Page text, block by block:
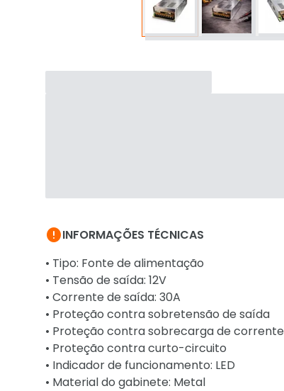
INFORMAÇÕES TÉCNICAS
• Tipo: Fonte de alimentação
• Tensão de saída: 12V
• Corrente de saída: 30A
• Proteção contra sobretensão de saída
• Proteção contra sobrecarga de corrente
• Proteção contra curto-circuito
• Indicador de funcionamento: LED
• Material do gabinete: Metal